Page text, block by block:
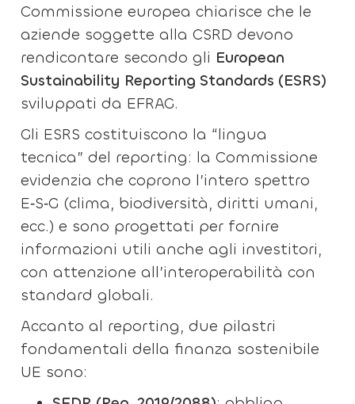
Commissione europea chiarisce che le
aziende soggette alla CSRD devono
rendicontare secondo gli European
Sustainability Reporting Standards (ESRS)
sviluppati da EFRAG.
Gli ESRS costituiscono la “lingua
tecnica” del reporting: la Commissione
evidenzia che coprono l’intero spettro
E‑S‑G (clima, biodiversità, diritti umani,
ecc.) e sono progettati per fornire
informazioni utili anche agli investitori,
con attenzione all’interoperabilità con
standard globali.
Accanto al reporting, due pilastri
fondamentali della finanza sostenibile
UE sono: